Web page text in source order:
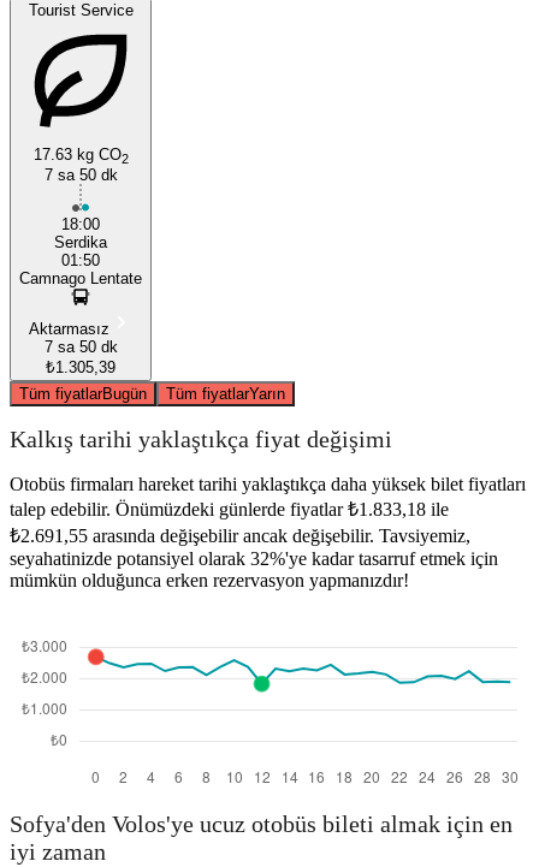
Tourist Service
17.63 kg CO2
7 sa 50 dk
18:00
Serdika
01:50
Camnago Lentate
Aktarmasız
7 sa 50 dk
₺1.305,39
Tüm fiyatlarBugün Tüm fiyatlarYarın
Kalkış tarihi yaklaştıkça fiyat değişimi
Otobüs firmaları hareket tarihi yaklaştıkça daha yüksek bilet fiyatları
talep edebilir. Önümüzdeki günlerde fiyatlar ₺1.833,18 ile
₺2.691,55 arasında değişebilir ancak değişebilir. Tavsiyemiz,
seyahatinizde potansiyel olarak 32%'ye kadar tasarruf etmek için
mümkün olduğunca erken rezervasyon yapmanızdır!
Sofya'den Volos'ye ucuz otobüs bileti almak için en
iyi zaman